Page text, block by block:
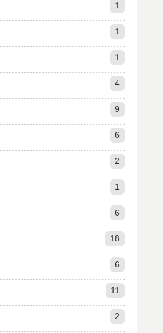
1
1
1
4
9
6
2
1
6
18
6
11
2